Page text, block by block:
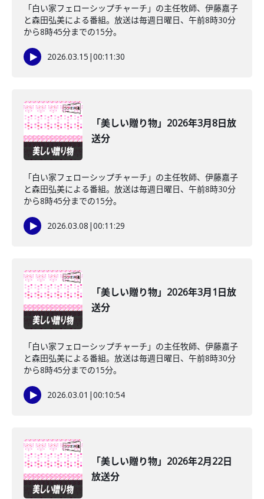
「白い家フェローシップチャーチ」の主任牧師、伊藤嘉子
と森田弘美による番組。放送は毎週日曜日、午前8時30分
から8時45分までの15分。
2026.03.15 |00:11:30
「美しい贈り物」2026年3月8日放
送分
「白い家フェローシップチャーチ」の主任牧師、伊藤嘉子
と森田弘美による番組。放送は毎週日曜日、午前8時30分
から8時45分までの15分。
2026.03.08 |00:11:29
「美しい贈り物」2026年3月1日放
送分
「白い家フェローシップチャーチ」の主任牧師、伊藤嘉子
と森田弘美による番組。放送は毎週日曜日、午前8時30分
から8時45分までの15分。
2026.03.01 |00:10:54
「美しい贈り物」2026年2月22日
放送分